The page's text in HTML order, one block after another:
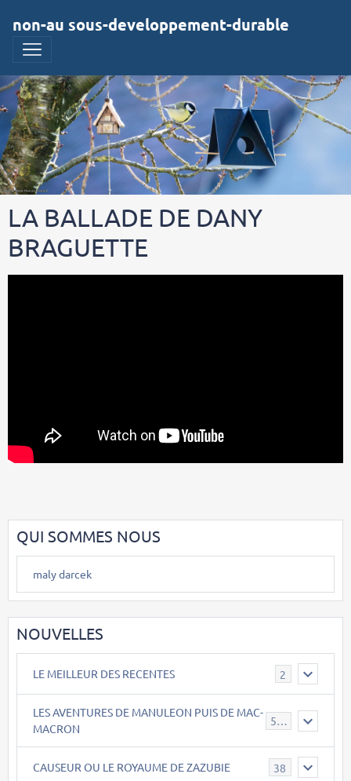
non-au sous-developpement-durable
LA BALLADE DE DANY
BRAGUETTE
QUI SOMMES NOUS
maly darcek
NOUVELLES
LE MEILLEUR DES RECENTES 2
LES AVENTURES DE MANULEON PUIS DE MAC-
MACRON
543
CAUSEUR OU LE ROYAUME DE ZAZUBIE 38